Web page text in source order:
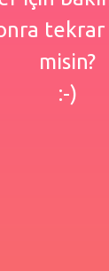
misin?
:-)